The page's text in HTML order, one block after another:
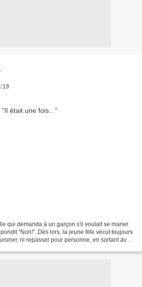
qui demanda à un garçon s'il voulait se marier
"Non!". Dès lors, la jeune fille vécut toujours
ni repasser pour personne, en sortant avec